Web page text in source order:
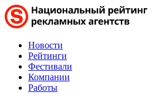
Новости
Рейтинги
Фестивали
Компании
Работы